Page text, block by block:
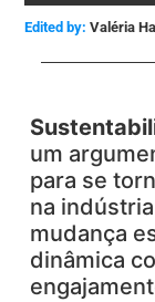
Edited by: Valéria
um
para se
na
mudança
dinâmica